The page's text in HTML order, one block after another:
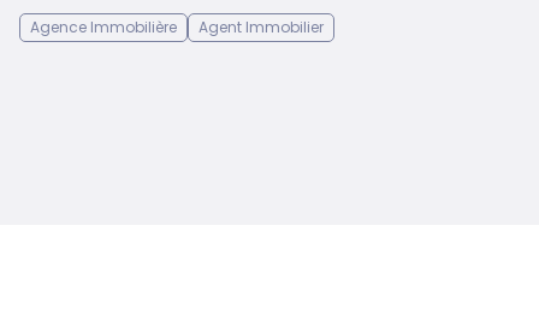
Agence Immobilière
Agent Immobilier